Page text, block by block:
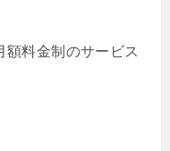
額料金制のサービス